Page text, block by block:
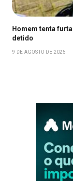
Homem tenta
detido
9 DE AGOSTO DE 2026